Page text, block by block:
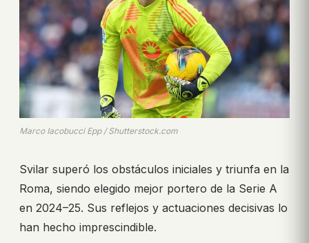
Marco Iacobucci Epp / Shutterstock.com
Svilar superó los obstáculos iniciales y triunfa en la
Roma, siendo elegido mejor portero de la Serie A
en 2024–25. Sus reflejos y actuaciones decisivas lo
han hecho imprescindible.